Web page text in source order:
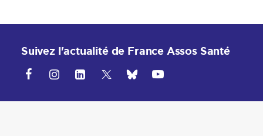
Suivez l'actualité de France Assos Santé